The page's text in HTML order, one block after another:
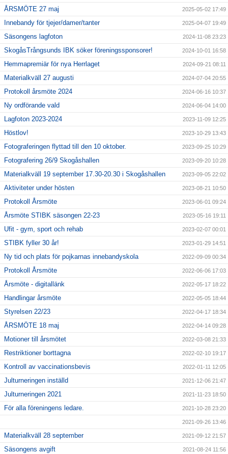
ÅRSMÖTE 27 maj 2025-05-02 17:49
Innebandy för tjejer/damer/tanter 2025-04-07 19:49
Säsongens lagfoton 2024-11-08 23:23
SkogåsTrångsunds IBK söker föreningssponsorer! 2024-10-01 16:58
Hemmapremiär för nya Herrlaget 2024-09-21 08:11
Materialkväll 27 augusti 2024-07-04 20:55
Protokoll årsmöte 2024 2024-06-16 10:37
Ny ordförande vald 2024-06-04 14:00
Lagfoton 2023-2024 2023-11-09 12:25
Höstlov! 2023-10-29 13:43
Fotograferingen flyttad till den 10 oktober. 2023-09-25 10:29
Fotografering 26/9 Skogåshallen 2023-09-20 10:28
Materialkväll 19 september 17.30-20.30 i Skogåshallen 2023-09-05 22:02
Aktiviteter under hösten 2023-08-21 10:50
Protokoll Årsmöte 2023-06-01 09:24
Årsmöte STIBK säsongen 22-23 2023-05-16 19:11
Ufit - gym, sport och rehab 2023-02-07 00:01
STIBK fyller 30 år! 2023-01-29 14:51
Ny tid och plats för pojkarnas innebandyskola 2022-09-09 00:34
Protokoll Årsmöte 2022-06-06 17:03
Årsmöte - digitallänk 2022-05-17 18:22
Handlingar årsmöte 2022-05-05 18:44
Styrelsen 22/23 2022-04-17 18:34
ÅRSMÖTE 18 maj 2022-04-14 09:28
Motioner till årsmötet 2022-03-08 21:33
Restriktioner borttagna 2022-02-10 19:17
Kontroll av vaccinationsbevis 2022-01-11 12:05
Julturneringen inställd 2021-12-06 21:47
Julturneringen 2021 2021-11-23 18:50
För alla föreningens ledare. 2021-10-28 23:20
2021-09-26 13:46
Materialkväll 28 september 2021-09-12 21:57
Säsongens avgift 2021-08-24 11:56